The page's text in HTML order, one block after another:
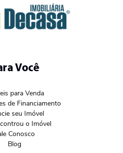
Você
para Venda
de Financiamento
seu Imóvel
o Imóvel
Conosco
Blog